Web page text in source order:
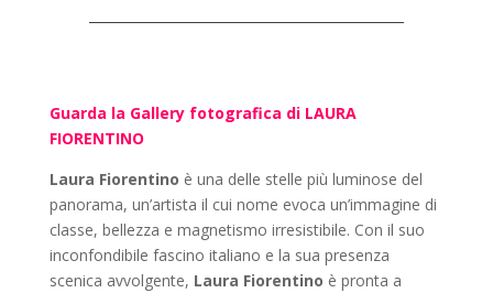
Guarda la Gallery fotografica di LAURA
FIORENTINO
Laura Fiorentino è una delle stelle più luminose del
panorama, un’artista il cui nome evoca un’immagine di
classe, bellezza e magnetismo irresistibile. Con il suo
inconfondibile fascino italiano e la sua presenza
scenica avvolgente, Laura Fiorentino è pronta a